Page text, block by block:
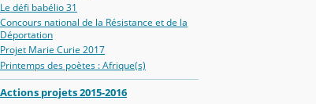
Le défi babélio 31
Concours national de la Résistance et de la
Déportation
Projet Marie Curie 2017
Printemps des poètes : Afrique(s)
Actions projets 2015-2016